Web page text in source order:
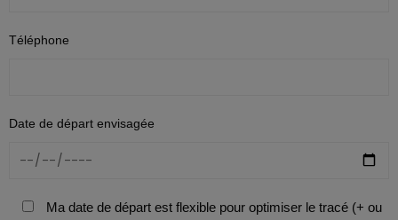
Téléphone
Date de départ envisagée
Ma date de départ est flexible pour optimiser le tracé (+ ou